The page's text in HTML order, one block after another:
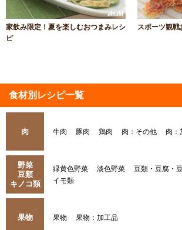
家飲み限定！夏を楽しむおつまみレシ
ピ
スポーツ観
食材別レシピ一覧
肉 牛肉 豚肉 鶏肉 肉：その他 肉：
野菜
豆類
キノコ類
緑黄色野菜 淡色野菜 豆類・豆腐・
イモ類
果物 果物 果物：加工品